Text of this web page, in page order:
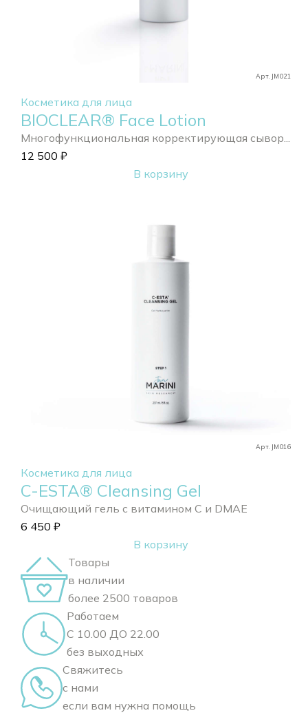
Арт. JM021
Косметика для лица
BIOCLEAR® Face Lotion
Многофункциональная корректирующая сывор...
12 500 ₽
В корзину
Арт. JM016
Косметика для лица
C-ESTA® Cleansing Gel
Очищающий гель с витамином С и DMAE
6 450 ₽
В корзину
Товары
в наличии
более 2500 товаров
Работаем
С 10.00 ДО 22.00
без выходных
Свяжитесь
с нами
если вам нужна помощь